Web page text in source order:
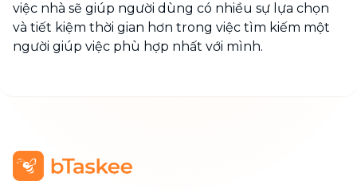
việc nhà sẽ giúp người dùng có nhiều sự lựa chọn
và tiết kiệm thời gian hơn trong việc tìm kiếm một
người giúp việc phù hợp nhất với mình.